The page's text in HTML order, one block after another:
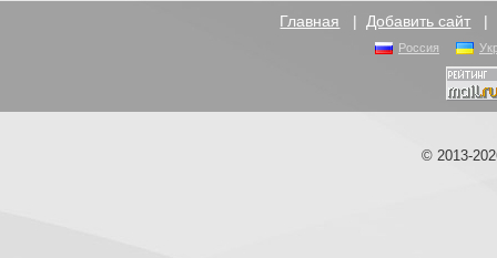
Главная | Добавить сайт |
Россия
© 2013-